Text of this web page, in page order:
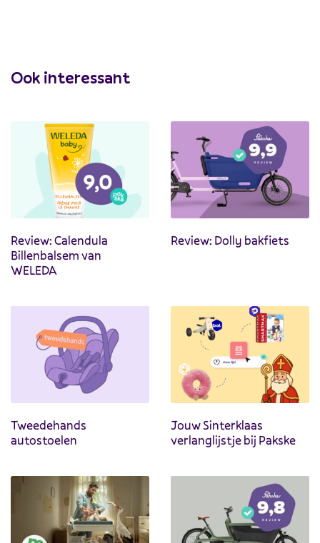
Ook interessant
Review: Calendula
Billenbalsem van
WELEDA
Review: Dolly bakfiets
Tweedehands
autostoelen
Jouw Sinterklaas
verlanglijstje bij Pakske